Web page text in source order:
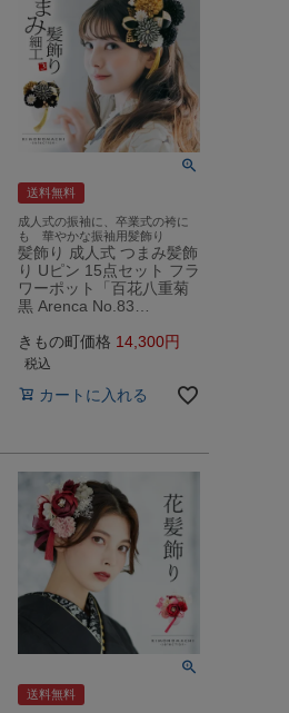
送料無料
成人式の振袖に、卒業式の袴に
も 華やかな振袖用髪飾り
髪飾り 成人式 つまみ髪飾
り Uピン 15点セット フラ
ワーポット「百花八重菊
黒 Arenca No.83…
きもの町価格 14,300
税込
カートに入れる
送料無料